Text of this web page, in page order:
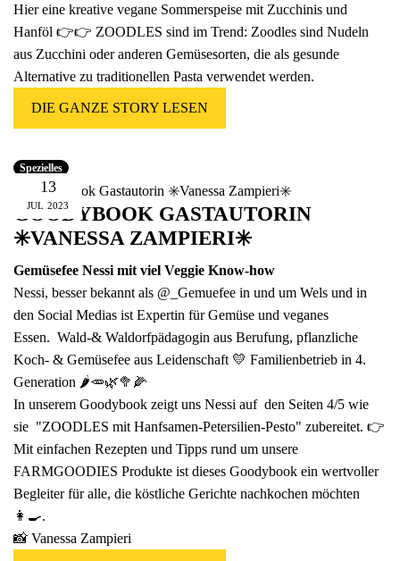
Hier eine kreative vegane Sommerspeise mit Zucchinis und
Hanföl 👉👉 ZOODLES sind im Trend: Zoodles sind Nudeln
aus Zucchini oder anderen Gemüsesorten, die als gesunde
Alternative zu traditionellen Pasta verwendet werden.
DIE GANZE STORY LESEN
13
JUL 2023
Spezielles
GOODYBOOK GASTAUTORIN
✳️VANESSA ZAMPIERI✳️
Gemüsefee Nessi mit viel Veggie Know-how
Nessi, besser bekannt als @_Gemuefee in und um Wels und in
den Social Medias ist Expertin für Gemüse und veganes
Essen. Wald-& Waldorfpädagogin aus Berufung, pflanzliche
Koch- & Gemüsefee aus Leidenschaft 💛 Familienbetrieb in 4.
Generation 🌶🥕🌿🥦🌽
In unserem Goodybook zeigt uns Nessi auf den Seiten 4/5 wie
sie "ZOODLES mit Hanfsamen-Petersilien-Pesto" zubereitet. 👉
Mit einfachen Rezepten und Tipps rund um unsere
FARMGOODIES Produkte ist dieses Goodybook ein wertvoller
Begleiter für alle, die köstliche Gerichte nachkochen möchten
👩‍🍳.
📸 Vanessa Zampieri